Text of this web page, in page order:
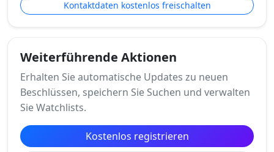
Kontaktdaten kostenlos freischalten
Weiterführende Aktionen
Erhalten Sie automatische Updates zu neuen
Beschlüssen, speichern Sie Suchen und verwalten
Sie Watchlists.
Kostenlos registrieren